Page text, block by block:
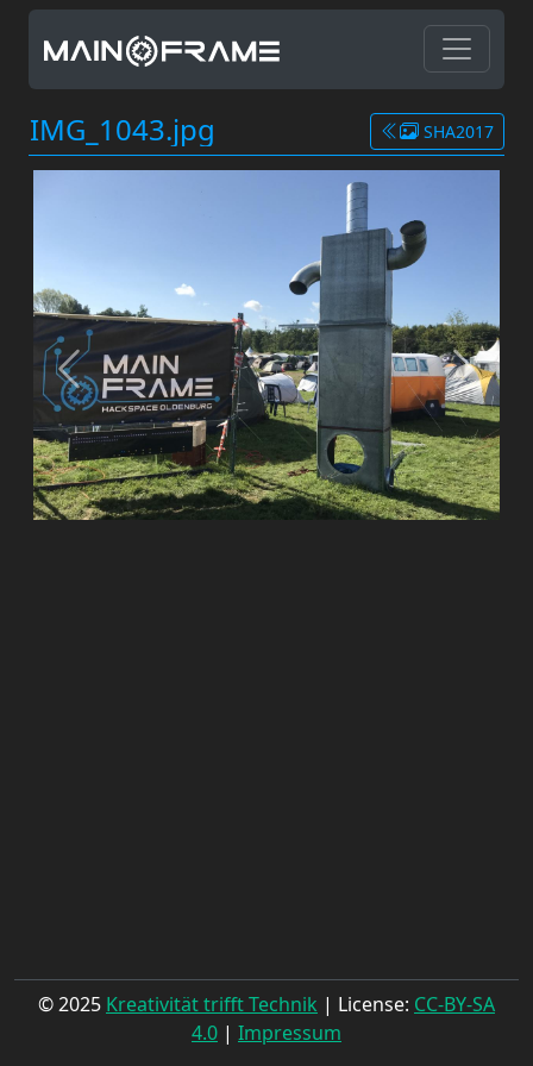
IMG_1043.jpg SHA2017
© 2025 Kreativität trifft Technik | License: CC-BY-SA
4.0 | Impressum